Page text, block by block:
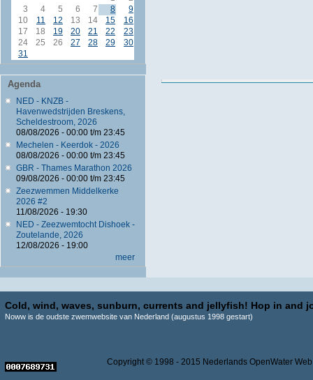
3
4 5 6 7 8
9
10
11 12 13 14 15
16
17
18 19 20 21 22
23
24
25 26 27 28 29
30
31
Agenda
NED - KNZB -
Havenwedstrijden Breskens,
Scheldestroom, 2026
08/08/2026 - 00:00t/m 23:45
Mechelen - Keerdok - 2026
08/08/2026 - 00:00t/m 23:45
GBR - Thames Marathon 2026
09/08/2026 - 00:00t/m 23:45
Zeezwemmen Middelkerke
2026 #2
11/08/2026 - 19:30
NED - Zeezwemtocht Dishoek -
Zoutelande, 2026
12/08/2026 - 19:00
meer
Cold, wind, waves, sunburn, currents and jellyfish! Hop in and
Noww is de oudste zwemwebsite van Nederland (augustus 1998 gestart)
Copyright © 1998 - 2015 Nederlands OpenWater